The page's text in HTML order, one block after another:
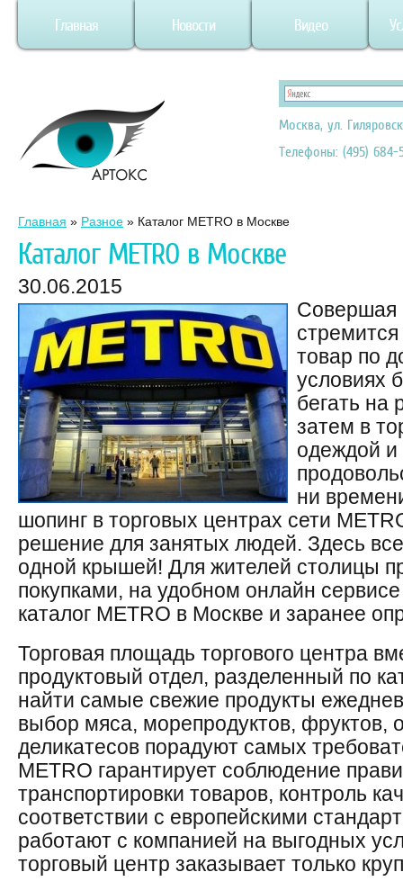
Главная Новости Видео
Москва, ул.
Телефоны: (495) 684-
Главная » Разное » Каталог METRO в Москве
Каталог METRO в Москве
30.06.2015
Совершая
товар по
условиях
бегать на
затем в
одеждой и
ни
шопинг в торговых центрах сети
решение для занятых людей. Здесь
одной крышей! Для жителей столицы
покупками, на удобном онлайн
каталог METRO в Москве и заранее
Торговая площадь торгового центра
продуктовый отдел, разделенный по
найти самые свежие продукты
выбор мяса, морепродуктов, фруктов,
деликатесов порадуют самых
METRO гарантирует соблюдение
транспортировки товаров, контроль
соответствии с европейскими
работают с компанией на выгодных
торговый центр заказывает только